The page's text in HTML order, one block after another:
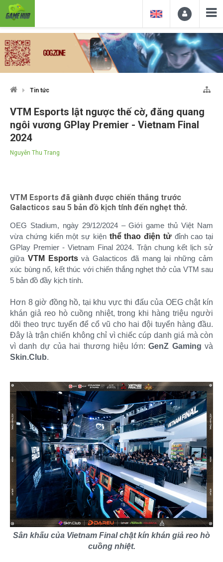
Tin tức
VTM Esports lật ngược thế cờ, đăng quang
ngôi vương GPlay Premier - Vietnam Final
2024
Nguyễn Thu Trang
VTM Esports đã giành được chiến thắng trước
Galacticos sau 5 bản đồ kịch tính đến nghẹt thở.
OEG Stadium, ngày 29/12/2024 – Giới game thủ Việt Nam
vừa chứng kiến một sự kiện thể thao điện tửđỉnh cao tại
GPlay Premier - Vietnam Final 2024. Trận chung kết lịch sử
giữa VTM Esportsvà Galacticos đã mang lại những cảm
xúc bùng nổ, kết thúc với chiến thắng nghẹt thở của VTM sau
5 bản đồ đầy kịch tính.
Hơn 8 giờ đồng hồ, tại khu vực thi đấu của OEG chật kín
khán giả reo hò cuồng nhiệt, trong khi hàng triệu người
dõi theo trực tuyến để cổ vũ cho hai đội tuyển hàng đầu.
Đây là trận chiến không chỉ vì chiếc cúp danh giá mà còn
vì danh dự của hai thương hiệu lớn:GenZ Gaming và
Skin.Club.​
Sân khấu của Vietnam Final chật kín khán giả reo hò
cuồng nhiệt.